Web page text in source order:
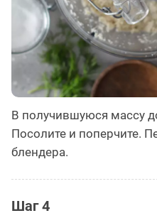
В получившуюся массу
Посолите и поперчите.
блендера.
Шаг 4